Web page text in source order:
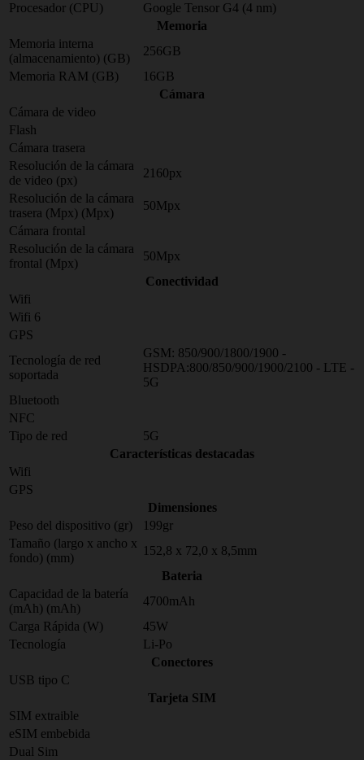
Procesador (CPU)
Google Tensor G4 (4 nm)
Memoria
Memoria interna
(almacenamiento) (GB)
256GB
Memoria RAM (GB)
16GB
Cámara
Cámara de video
Flash
Cámara trasera
Resolución de la cámara
de video (px)
2160px
Resolución de la cámara
trasera (Mpx) (Mpx)
50Mpx
Cámara frontal
Resolución de la cámara
frontal (Mpx)
50Mpx
Conectividad
Wifi
Wifi 6
GPS
Tecnología de red
soportada
GSM: 850/900/1800/1900 -
HSDPA:800/850/900/1900/2100 - LTE -
5G
Bluetooth
NFC
Tipo de red
5G
Características destacadas
Wifi
GPS
Dimensiones
Peso del dispositivo (gr)
199gr
Tamaño (largo x ancho x
fondo) (mm)
152,8 x 72,0 x 8,5mm
Bateria
Capacidad de la batería
(mAh) (mAh)
4700mAh
Carga Rápida (W)
45W
Tecnología
Li-Po
Conectores
USB tipo C
Tarjeta SIM
SIM extraible
eSIM embebida
Dual Sim